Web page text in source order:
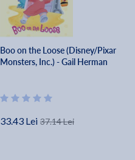
Boo on the Loose (Disney/Pixar
Monsters, Inc.) - Gail Herman
33.43 Lei 37.14 Lei